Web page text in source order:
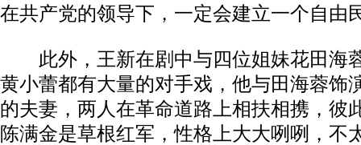
在共产党的领导下，一定会建立一个自由
此外，王新在剧中与四位姐妹花田海
黄小蕾都有大量的对手戏，他与田海蓉饰
的夫妻，两人在革命道路上相扶相携，彼
陈满金是草根红军，性格上大大咧咧，不